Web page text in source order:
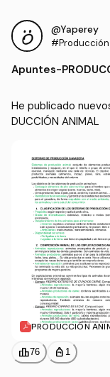
@Yaperey
#Producción
Apuntes-
He publicado
DUCCIÓN ANIMAL
PRODUCCIÓN
leaderboard76 personal_bag 1